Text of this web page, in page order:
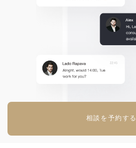
相談を予約する